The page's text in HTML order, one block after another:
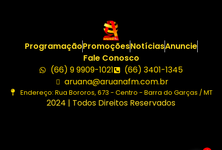
ProgramaçãoPromoçõesNotíciasAnuncie
Fale Conosco
(66) 9 9909-1021
(66) 3401-1345
aruana@aruanafm.com.br
Endereço: Rua Bororos, 673 - Centro - Barra do Garças / MT
2024 | Todos Direitos Reservados